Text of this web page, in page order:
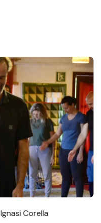
Ignasi Corella